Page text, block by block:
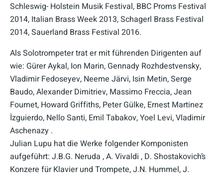
Schleswig- Holstein Musik Festival, BBC Proms Festival
2014, Italian Brass Week 2013, Schagerl Brass Festival
2014, Sauerland Brass Festival 2016.
Als Solotrompeter trat er mit führenden Dirigenten auf
wie: Gürer Aykal, Ion Marin, Gennady Rozhdestvensky,
Vladimir Fedoseyev, Neeme Järvi, Isin Metin, Serge
Baudo, Alexander Dimitriev, Massimo Freccia, Jean
Fournet, Howard Griffiths, Peter Gülke, Ernest Martinez
İzguierdo, Nello Santi, Emil Tabakov, Yoel Levi, Vladimir
Aschenazy .
Julian Lupu hat die Werke folgender Komponisten
aufgeführt: J.B.G. Neruda , A. Vivaldi , D. Shostakovich’s
Konzere für Klavier und Trompete, J.N. Hummel, J.